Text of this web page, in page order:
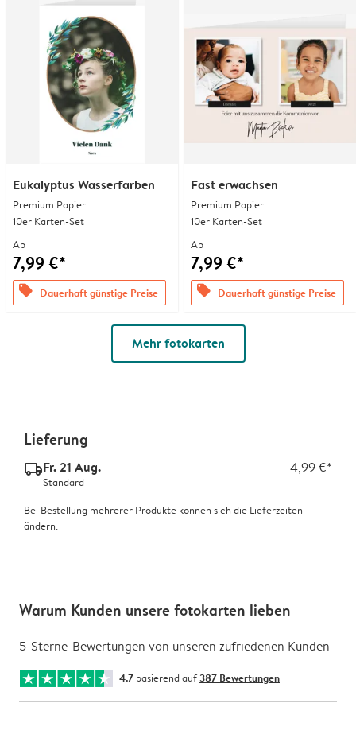
Eukalyptus Wasserfarben
Premium Papier
10er Karten-Set
Ab
7,99 €*
offers Dauerhaft günstige Preise
Fast erwachsen
Premium Papier
10er Karten-Set
Ab
7,99 €*
offers Dauerhaft günstige Preise
Mehr fotokarten
Lieferung
delivery_standard_v2Fr. 21 Aug. 4,99 €*
Standard
Bei Bestellung mehrerer Produkte können sich die Lieferzeiten
ändern.
Warum Kunden unsere fotokarten lieben
5-Sterne-Bewertungen von unseren zufriedenen Kunden
4.7 basierend auf387 Bewertungen